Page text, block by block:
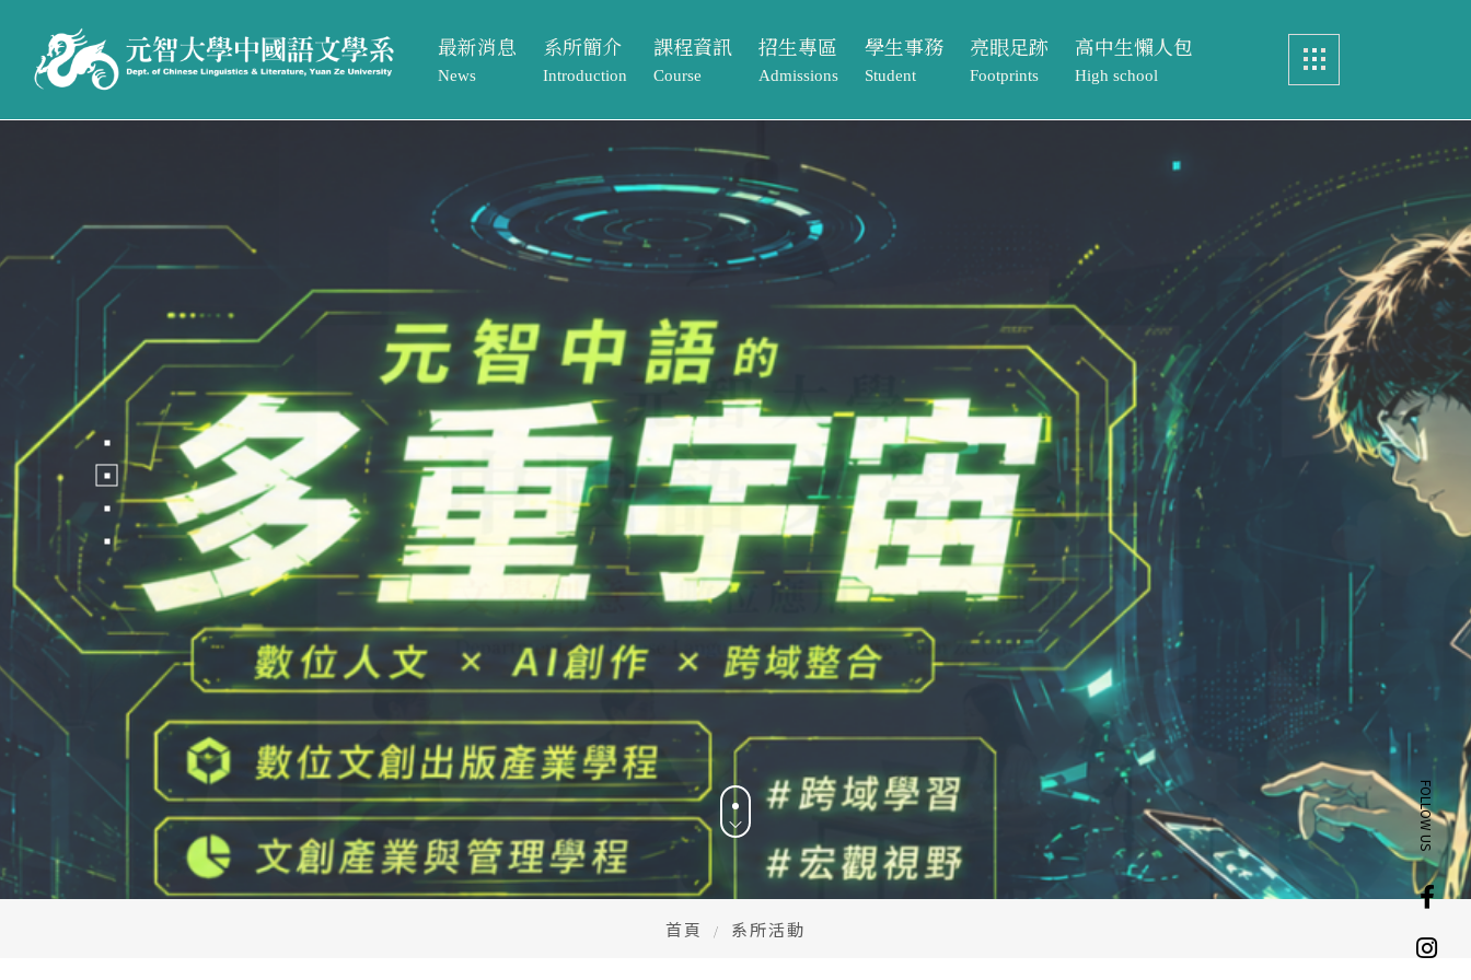
最新消息
News
系所活動
系所公告
系所簡介
Introduction
系所介紹
系所成員
相關法規與表單
常見問題Q&A
課程資訊
Course
課程架構
招生專區
Admissions
本籍生
境外生
學生事務
Student
系學會
亮眼足跡
Footprints
專案實習
歷屆研究生論文
成果與榮耀
高中生懶人包
High school
認識中語系
教務處專區
News
系所活動
系所公告
招生訊息
系所簡介
Introduction
系所介紹
系所成員
相關法規與表單
課程資訊
Course
大學部
碩士班
招生專區
Admissions
境外生
學生事務
Student
獎助學金
系學會
畢業製作
元智文學獎
專案實習
歷屆研究生論文
認識中語系
特色課程
教務處專區
元智文學獎高中組
FOLLOW US
National Tsing Hua University © Copyright All Rights Reserved.
CONTACT
Email：
cldept@saturn.yzu.edu.tw
校本部電話：+886-3-4638800 #2706,2707
桃園市中壢區遠東路 135 號  元智五館 6 樓
FOLLOW US